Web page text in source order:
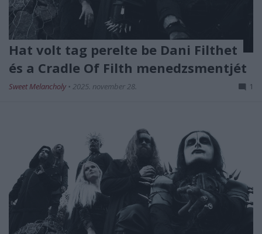
Hat volt tag perelte be Dani Filthet
és a Cradle Of Filth menedzsmentjét
Sweet Melancholy • 2025. november 28. 1